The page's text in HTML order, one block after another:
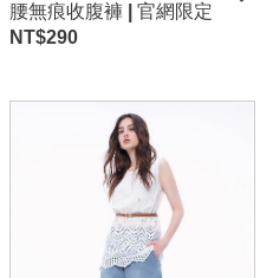
腰無痕收腹褲 | 官網限定
NT$290